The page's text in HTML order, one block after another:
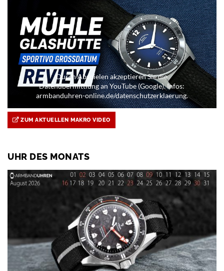
Durch Abspielen akzeptieren Sie die
Datenübermittlung an YouTube (Google). Infos:
armbanduhren-online.de/datenschutzerklaerung.
ZUM AKTUELLEN MAKRO VIDEO
UHR DES MONATS